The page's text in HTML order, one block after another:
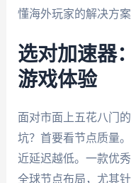
懂海外玩家的解决方案
选对加速器
游戏体验
面对市面上五花八门
坑？首要看节点质量
近延迟越低。一款优
全球节点布局，尤其